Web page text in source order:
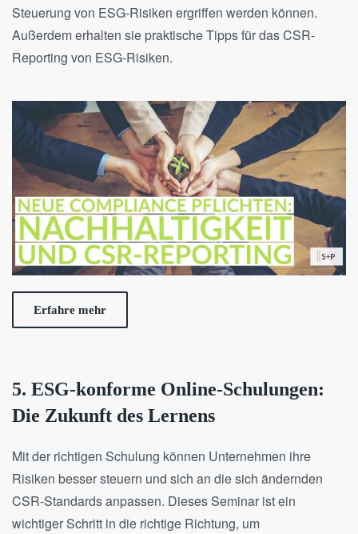
Steuerung von ESG-Risiken ergriffen werden können.
Außerdem erhalten sie praktische Tipps für das CSR-
Reporting von ESG-Risiken.
Erfahre mehr
5. ESG-konforme Online-Schulungen:
Die Zukunft des Lernens
Mit der richtigen Schulung können Unternehmen ihre
Risiken besser steuern und sich an die sich ändernden
CSR-Standards anpassen. Dieses Seminar ist ein
wichtiger Schritt in die richtige Richtung, um